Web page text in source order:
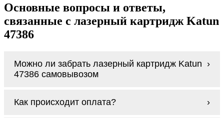
Основные вопросы и ответы,
связанные с лазерный картридж Katun
47386
Можно ли забрать лазерный картридж Katun
47386 самовывозом
доставим заказ и сделаем это бесплатно
Как происходит оплата?